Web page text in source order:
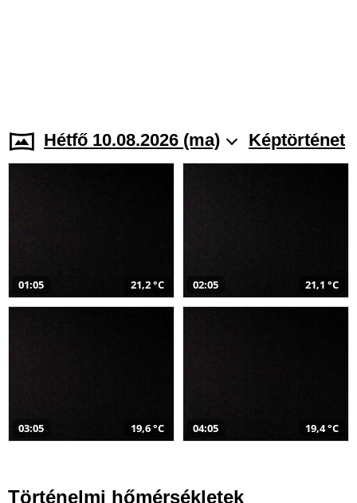
Hétfő 10.08.2026 (ma) Képtörténet
01:05 21,2 °C 02:05 21,1 °C
03:05 19,6 °C 04:05 19,4 °C
Történelmi hőmérsékletek